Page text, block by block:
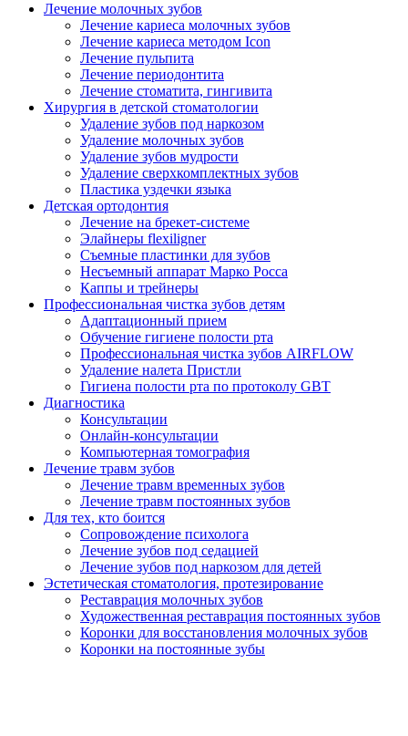
Лечение молочных зубов
Лечение кариеса молочных зубов
Лечение кариеса методом Icon
Лечение пульпита
Лечение периодонтита
Лечение стоматита, гингивита
Хирургия в детской стоматологии
Удаление зубов под наркозом
Удаление молочных зубов
Удаление зубов мудрости
Удаление сверхкомплектных зубов
Пластика уздечки языка
Детская ортодонтия
Лечение на брекет-системе
Элайнеры flexiligner
Съемные пластинки для зубов
Несъемный аппарат Марко Росса
Каппы и трейнеры
Профессиональная чистка зубов детям
Адаптационный прием
Обучение гигиене полости рта
Профессиональная чистка зубов AIRFLOW
Удаление налета Пристли
Гигиена полости рта по протоколу GBT
Диагностика
Консультации
Онлайн-консультации
Компьютерная томография
Лечение травм зубов
Лечение травм временных зубов
Лечение травм постоянных зубов
Для тех, кто боится
Сопровождение психолога
Лечение зубов под седацией
Лечение зубов под наркозом для детей
Эстетическая стоматология, протезирование
Реставрация молочных зубов
Художественная реставрация постоянных зубов
Коронки для восстановления молочных зубов
Коронки на постоянные зубы